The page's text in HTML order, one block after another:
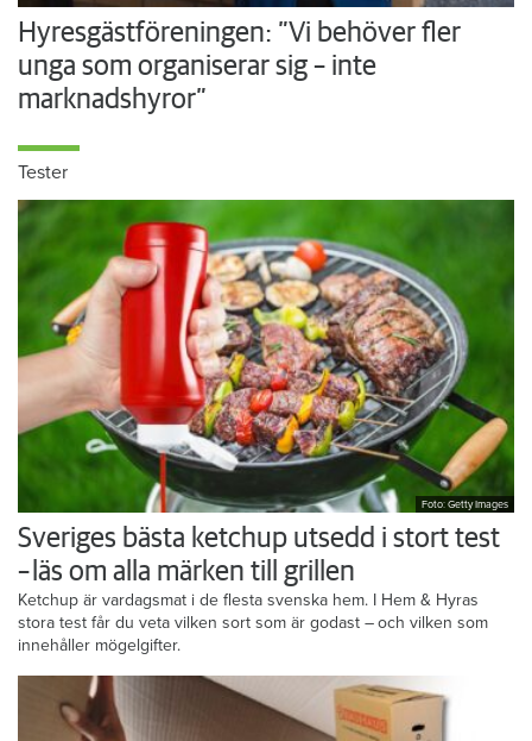
Hyresgästföreningen: ”Vi behöver fler
unga som organiserar sig – inte
marknadshyror”
Tester
Foto: Getty Images
Sveriges bästa ketchup utsedd i stort test
– läs om alla märken till grillen
Ketchup är vardagsmat i de flesta svenska hem. I Hem & Hyras
stora test får du veta vilken sort som är godast – och vilken som
innehåller mögelgifter.